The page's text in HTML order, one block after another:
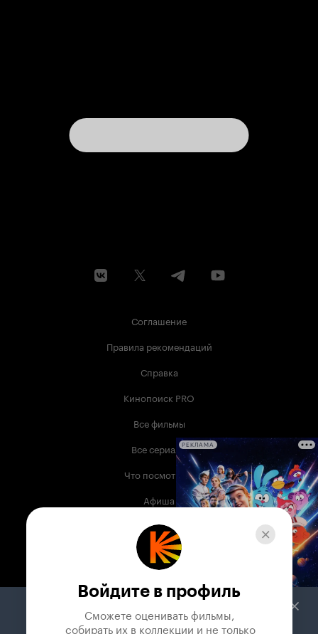
Соглашение
Правила рекомендаций
Справка
Кинопоиск PRO
Все фильмы
Все сериалы
Что посмотреть
Афиша
Музыка
Телепрограмма
Служба поддержки
РЕКЛАМА
Войдите в профиль
Сможете оценивать фильмы,
собирать их в коллекции и не только